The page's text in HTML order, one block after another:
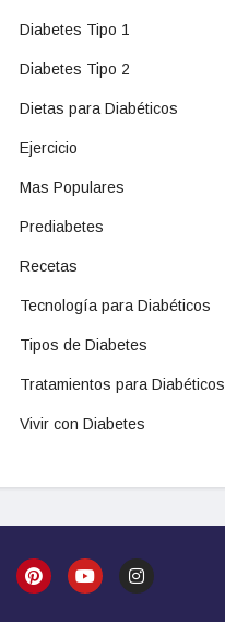
Diabetes Tipo 1
Diabetes Tipo 2
Dietas para Diabéticos
Ejercicio
Mas Populares
Prediabetes
Recetas
Tecnología para Diabéticos
Tipos de Diabetes
Tratamientos para Diabéticos
Vivir con Diabetes